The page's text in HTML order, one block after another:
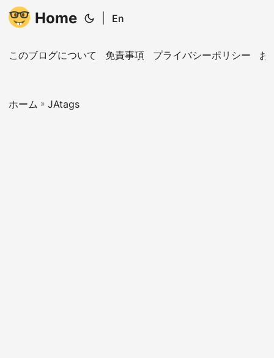
Home En
このブログについて 免責事項 プライバシーポリシー お
ホーム » JAtags